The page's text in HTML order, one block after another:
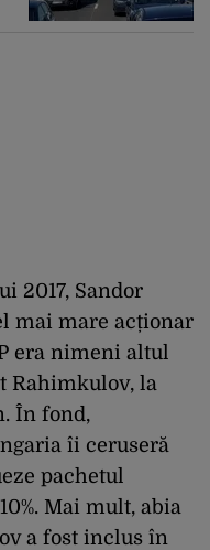
2017, Sandor
mai mare acționar
era nimeni altul
Rahimkulov, la
În fond,
îi ceruseră
pachetul
Mai mult, abia
a fost inclus în